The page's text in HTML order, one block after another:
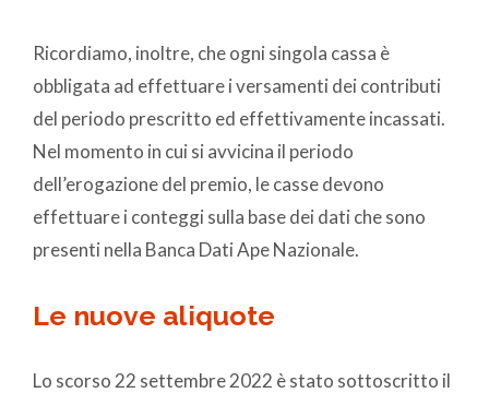
Ricordiamo, inoltre, che ogni singola cassa è
obbligata ad effettuare i versamenti dei contributi
del periodo prescritto ed effettivamente incassati.
Nel momento in cui si avvicina il periodo
dell’erogazione del premio, le casse devono
effettuare i conteggi sulla base dei dati che sono
presenti nella Banca Dati Ape Nazionale.
Le nuove aliquote
Lo scorso 22 settembre 2022 è stato sottoscritto il